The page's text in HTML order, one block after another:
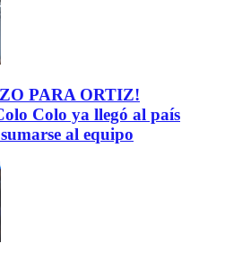
PARA ORTIZ!
Colo ya llegó al país
al equipo